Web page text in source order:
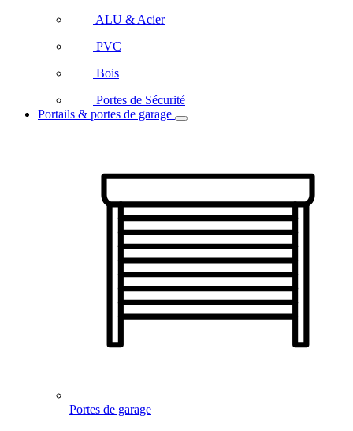
ALU & Acier
PVC
Bois
Portes de Sécurité
Portails & portes de garage
Portes de garage